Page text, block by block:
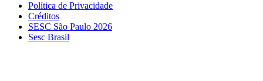
Política de Privacidade
Créditos
SESC São Paulo 2026
Sesc Brasil